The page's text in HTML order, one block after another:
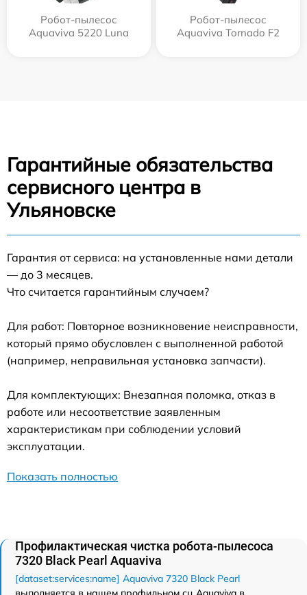
Робот-пылесос
Aquaviva 5220 Luna
Робот-пылесос
Aquaviva Tornado F2
Гарантийные обязательства
сервисного центра в
Ульяновске
Гарантия от сервиса: на установленные нами детали
— до 3 месяцев.
Что считается гарантийным случаем?
Для работ: Повторное возникновение неисправности,
который прямо обусловлен с выполненной работой
(например, неправильная установка запчасти).
Для комплектующих: Внезапная поломка, отказ в
работе или несоответствие заявленным
характеристикам при соблюдении условий
эксплуатации.
Показать полностью
Профилактическая чистка робота-пылесоса
7320 Black Pearl Aquaviva
[dataset:services:name] Aquaviva 7320 Black Pearl